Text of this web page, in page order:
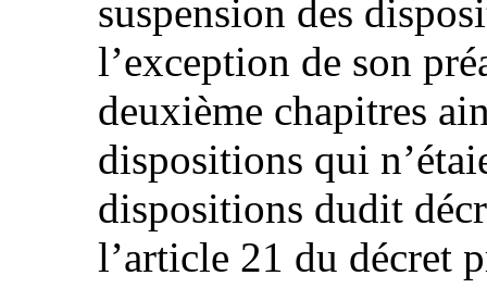
suspension des
l’exception de son
deuxième chapitres
dispositions qui
dispositions dudit
l’article 21 du décret